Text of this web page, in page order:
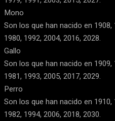
Mono
Son los que han nacido en 1908,
1980, 1992, 2004, 2016, 2028.
Gallo
Son los que han nacido en 1909,
1981, 1993, 2005, 2017, 2029.
Perro
Son los que han nacido en 1910,
1982, 1994, 2006, 2018, 2030.